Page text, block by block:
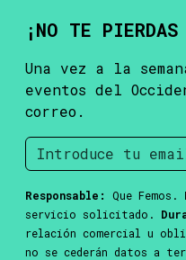
¡NO TE PIERDAS
Una vez a la
eventos del
correo.
Responsable: Que Femos.
servicio solicitado.
relación comercial u
no se cederán datos a